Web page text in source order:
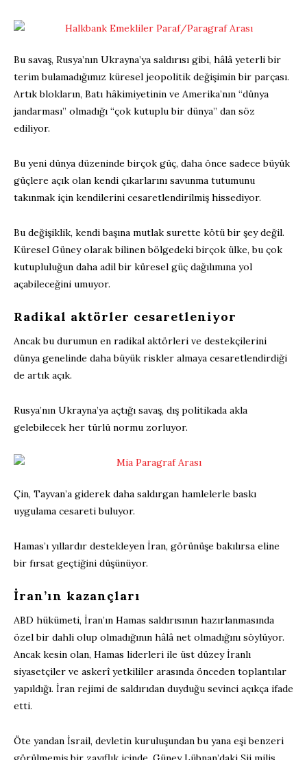
Bu savaş, Rusya’nın Ukrayna’ya saldırısı gibi, hâlâ yeterli bir
terim bulamadığımız küresel jeopolitik değişimin bir parçası.
Artık blokların, Batı hâkimiyetinin ve Amerika’nın “dünya
jandarması” olmadığı “çok kutuplu bir dünya” dan söz
ediliyor.
Bu yeni dünya düzeninde birçok güç, daha önce sadece büyük
güçlere açık olan kendi çıkarlarını savunma tutumunu
takınmak için kendilerini cesaretlendirilmiş hissediyor.
Bu değişiklik, kendi başına mutlak surette kötü bir şey değil.
Küresel Güney olarak bilinen bölgedeki birçok ülke, bu çok
kutupluluğun daha adil bir küresel güç dağılımına yol
açabileceğini umuyor.
Radikal aktörler cesaretleniyor
Ancak bu durumun en radikal aktörleri ve destekçilerini
dünya genelinde daha büyük riskler almaya cesaretlendirdiği
de artık açık.
Rusya’nın Ukrayna’ya açtığı savaş, dış politikada akla
gelebilecek her türlü normu zorluyor.
Çin, Tayvan’a giderek daha saldırgan hamlelerle baskı
uygulama cesareti buluyor.
Hamas’ı yıllardır destekleyen İran, görünüşe bakılırsa eline
bir fırsat geçtiğini düşünüyor.
İran’ın kazançları
ABD hükümeti, İran’ın Hamas saldırısının hazırlanmasında
özel bir dahli olup olmadığının hâlâ net olmadığını söylüyor.
Ancak kesin olan, Hamas liderleri ile üst düzey İranlı
siyasetçiler ve askerî yetkililer arasında önceden toplantılar
yapıldığı. İran rejimi de saldırıdan duyduğu sevinci açıkça ifade
etti.
Öte yandan İsrail, devletin kuruluşundan bu yana eşi benzeri